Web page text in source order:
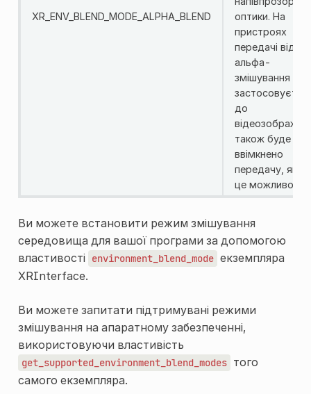
XR_ENV_BLEND_MODE_ALPHA_BLEND
оптики. На
пристроях
передачі відео
альфа-
змішування
до
також буде
ввімкнено
передачу, якщо
це можливо.
Ви можете встановити режим змішування
середовища для вашої програми за допомогою
властивості
environment_blend_mode екземпляра
XRInterface.
Ви можете запитати підтримувані режими
змішування на апаратному забезпеченні,
використовуючи властивість
get_supported_environment_blend_modes того
самого екземпляра.